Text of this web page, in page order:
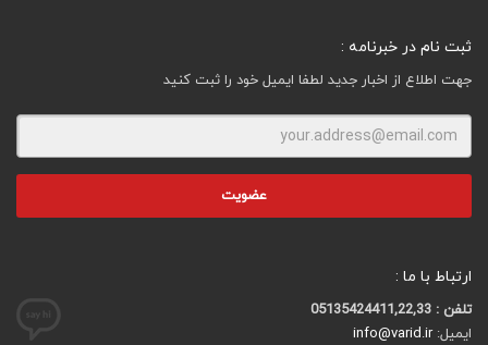
ثبت نام در خبرنامه :
جهت اطلاع از اخبار جدید لطفا ایمیل خود را ثبت کنید
ارتباط با ما :
تلفن : 05135424411,22,33
ایمیل:info@varid.ir